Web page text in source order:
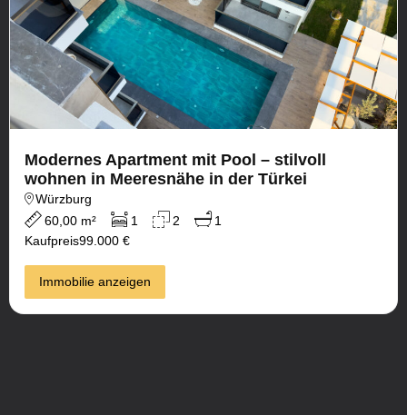
Modernes Apartment mit Pool – stilvoll
wohnen in Meeresnähe in der Türkei
Würzburg
60,00 m²
1 2
1
Kaufpreis99.000 €
Immobilie anzeigen